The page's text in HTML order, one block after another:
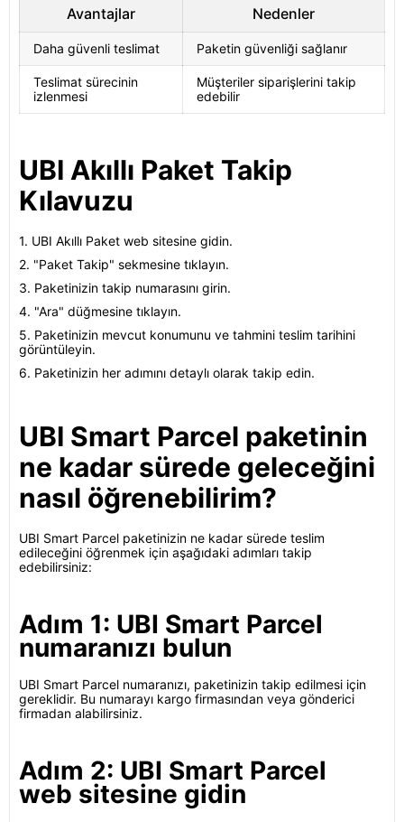
Avantajlar Nedenler
Daha güvenli teslimat Paketin güvenliği sağlanır
Teslimat sürecinin
izlenmesi
Müşteriler siparişlerini takip
edebilir
UBI Akıllı Paket Takip
Kılavuzu
1. UBI Akıllı Paket web sitesine gidin.
2. "Paket Takip" sekmesine tıklayın.
3. Paketinizin takip numarasını girin.
4. "Ara" düğmesine tıklayın.
5. Paketinizin mevcut konumunu ve tahmini teslim tarihini
görüntüleyin.
6. Paketinizin her adımını detaylı olarak takip edin.
UBI Smart Parcel paketinin
ne kadar sürede geleceğini
nasıl öğrenebilirim?
UBI Smart Parcel paketinizin ne kadar sürede teslim
edileceğini öğrenmek için aşağıdaki adımları takip
edebilirsiniz:
Adım 1: UBI Smart Parcel
numaranızı bulun
UBI Smart Parcel numaranızı, paketinizin takip edilmesi için
gereklidir. Bu numarayı kargo firmasından veya gönderici
firmadan alabilirsiniz.
Adım 2: UBI Smart Parcel
web sitesine gidin